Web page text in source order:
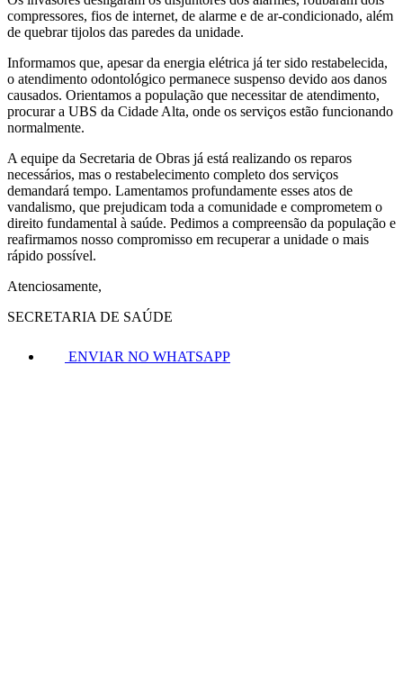
compressores, fios de internet, de alarme e de ar-condicionado, além
de quebrar tijolos das paredes da unidade.
Informamos que, apesar da energia elétrica já ter sido restabelecida,
o atendimento odontológico permanece suspenso devido aos danos
causados. Orientamos a população que necessitar de atendimento,
procurar a UBS da Cidade Alta, onde os serviços estão funcionando
normalmente.
A equipe da Secretaria de Obras já está realizando os reparos
necessários, mas o restabelecimento completo dos serviços
demandará tempo. Lamentamos profundamente esses atos de
vandalismo, que prejudicam toda a comunidade e comprometem o
direito fundamental à saúde. Pedimos a compreensão da população e
reafirmamos nosso compromisso em recuperar a unidade o mais
rápido possível.
Atenciosamente,
SECRETARIA DE SAÚDE
ENVIAR NO WHATSAPP